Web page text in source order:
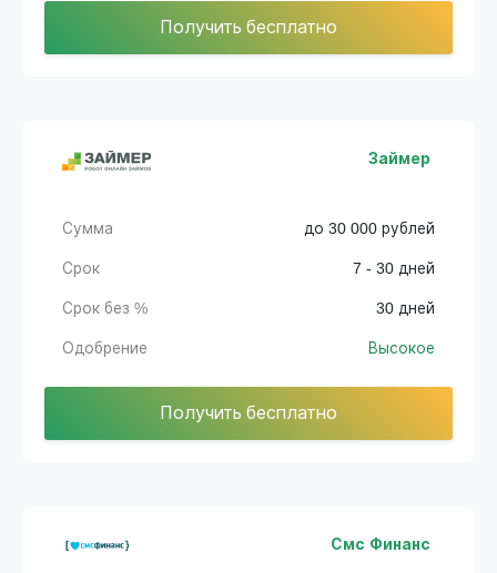
Получить бесплатно
Займер
Сумма до 30 000 рублей
Срок 7 - 30 дней
Срок без % 30 дней
Одобрение Высокое
Получить бесплатно
Смс Финанс